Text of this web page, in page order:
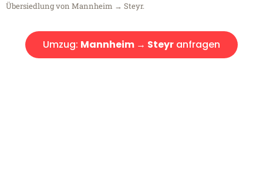
Übersiedlung von Mannheim → Steyr.
Umzug: Mannheim → Steyr anfragen